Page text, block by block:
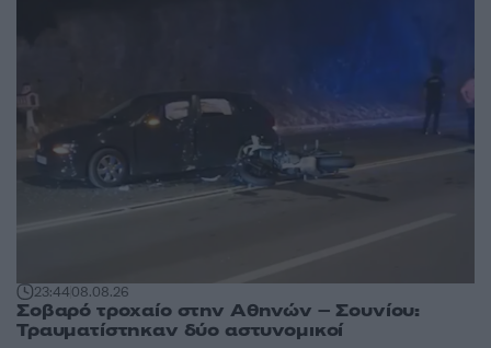
23:4408.08.26
Σοβαρό τροχαίο στην Αθηνών – Σουνίου:
Τραυματίστηκαν δύο αστυνομικοί